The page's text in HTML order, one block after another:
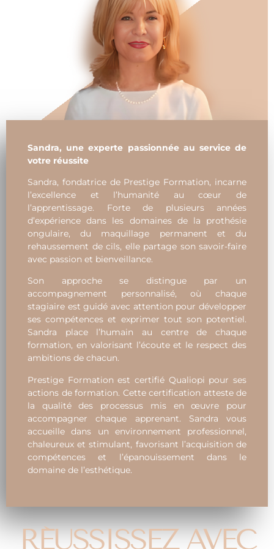
Sandra, une experte passionnée au service de
votre réussite
Sandra, fondatrice de Prestige Formation, incarne
l’excellence et l’humanité au cœur de
l’apprentissage. Forte de plusieurs années
d’expérience dans les domaines de la prothésie
ongulaire, du maquillage permanent et du
rehaussement de cils, elle partage son savoir-faire
avec passion et bienveillance.
Son approche se distingue par un
accompagnement personnalisé, où chaque
stagiaire est guidé avec attention pour développer
ses compétences et exprimer tout son potentiel.
Sandra place l’humain au centre de chaque
formation, en valorisant l’écoute et le respect des
ambitions de chacun.
Prestige Formation est certifié Qualiopi pour ses
actions de formation. Cette certification atteste de
la qualité des processus mis en œuvre pour
accompagner chaque apprenant. Sandra vous
accueille dans un environnement professionnel,
chaleureux et stimulant, favorisant l’acquisition de
compétences et l’épanouissement dans le
domaine de l’esthétique.
RÉUSSISSEZ AVEC